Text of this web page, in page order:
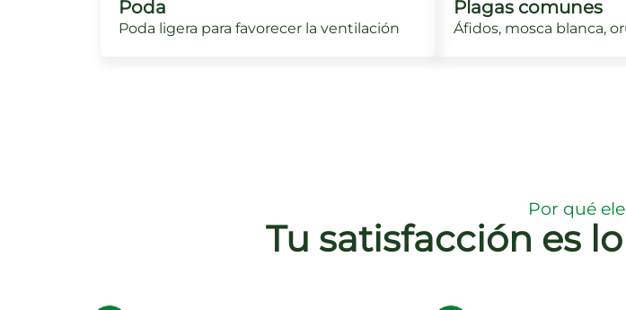
Poda
Poda ligera para favorecer la ventilación
Plagas comunes
Áfidos, mosca blanca,
Por qué
Tu satisfacción es